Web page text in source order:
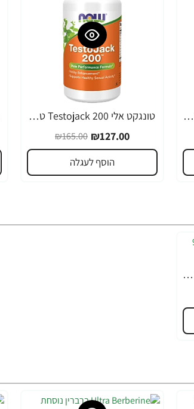
Testojack 200 תמיכה בטסטוסטרון 200 מ"ג 120 כמוסות - מבית NOW FOODS
-23%
טונגקט אלי Testojack 200 טסטוסטרון 200 מ"ג 60 כמוסות - מבית NOW FOODS
₪127.00
₪165.00
הוסף לעגלה
B-קומפלקס טעם קוקוס טבעי 90 טבליות - מבית Natrol